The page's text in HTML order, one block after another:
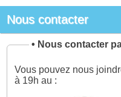
Nous contacter
• Nous contacter
Vous pouvez nous
à 19h au :